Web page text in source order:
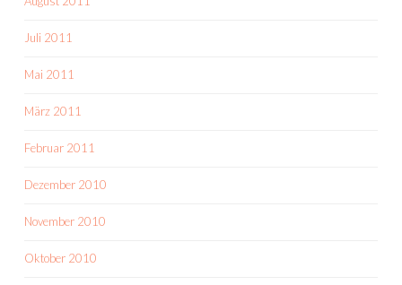
Juli 2011
Mai 2011
März 2011
Februar 2011
Dezember 2010
November 2010
Oktober 2010